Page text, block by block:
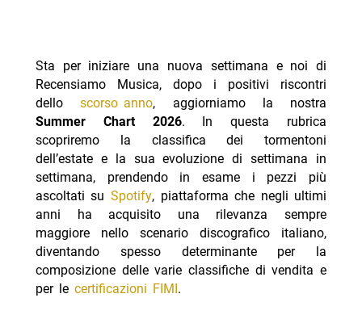
Sta per iniziare una nuova settimana e noi di
Recensiamo Musica, dopo i positivi riscontri
delloscorso anno, aggiorniamo la nostra
Summer Chart 2026. In questa rubrica
scopriremo la classifica dei tormentoni
dell’estate e la sua evoluzione di settimana in
settimana, prendendo in esame i pezzi più
ascoltati su Spotify, piattaforma che negli ultimi
anni ha acquisito una rilevanza sempre
maggiore nello scenario discografico italiano,
diventando spesso determinante per la
composizione delle varie classifiche di vendita e
per le certificazioni FIMI .